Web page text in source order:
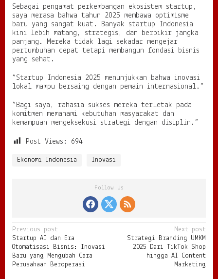
Sebagai pengamat perkembangan ekosistem startup,
saya merasa bahwa tahun 2025 membawa optimisme
baru yang sangat kuat. Banyak startup Indonesia
kini lebih matang, strategis, dan berpikir jangka
panjang. Mereka tidak lagi sekadar mengejar
pertumbuhan cepat tetapi membangun fondasi bisnis
yang sehat.
“Startup Indonesia 2025 menunjukkan bahwa inovasi
lokal mampu bersaing dengan pemain internasional.”
“Bagi saya, rahasia sukses mereka terletak pada
komitmen memahami kebutuhan masyarakat dan
kemampuan mengeksekusi strategi dengan disiplin.”
Post Views: 694
Ekonomi Indonesia Inovasi
Follow Us
P
o
s
Previous post
Startup AI dan Era
Otomatisasi Bisnis: Inovasi
Baru yang Mengubah Cara
Perusahaan Beroperasi
Next post
Strategi Branding UMKM
2025 Dari TikTok Shop
hingga AI Content
Marketing